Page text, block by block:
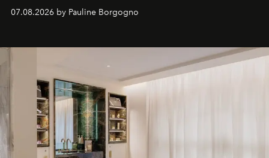
inédites et plongée dans les coulisses d'un phénomène
générationnel.
07.08.2026 by Pauline Borgogno